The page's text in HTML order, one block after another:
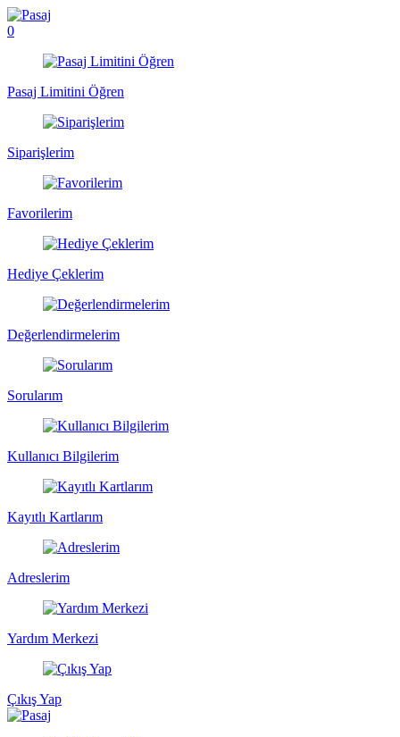
0
Pasaj Limitini Öğren
Siparişlerim
Favorilerim
Hediye Çeklerim
Değerlendirmelerim
Sorularım
Kullanıcı Bilgilerim
Kayıtlı Kartlarım
Adreslerim
Yardım Merkezi
Çıkış Yap